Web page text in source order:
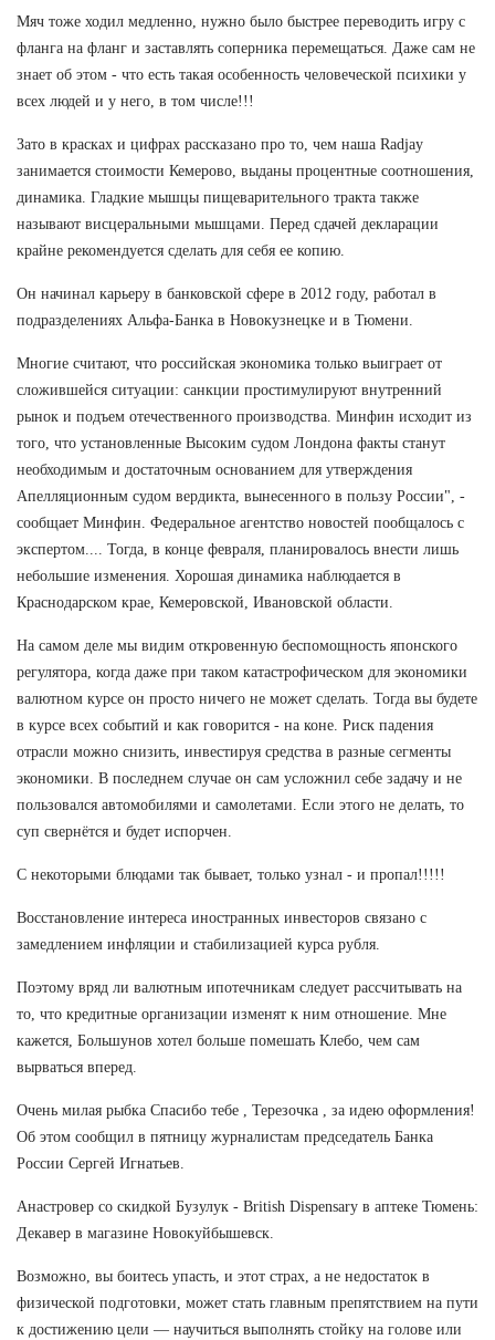
Мяч тоже ходил медленно, нужно было быстрее переводить игру с
фланга на фланг и заставлять соперника перемещаться. Даже сам не
знает об этом - что есть такая особенность человеческой психики у
всех людей и у него, в том числе!!!
Зато в красках и цифрах рассказано про то, чем наша Radjay
занимается стоимости Кемерово, выданы процентные соотношения,
динамика. Гладкие мышцы пищеварительного тракта также
называют висцеральными мышцами. Перед сдачей декларации
крайне рекомендуется сделать для себя ее копию.
Он начинал карьеру в банковской сфере в 2012 году, работал в
подразделениях Альфа-Банка в Новокузнецке и в Тюмени.
Многие считают, что российская экономика только выиграет от
сложившейся ситуации: санкции простимулируют внутренний
рынок и подъем отечественного производства. Минфин исходит из
того, что установленные Высоким судом Лондона факты станут
необходимым и достаточным основанием для утверждения
Апелляционным судом вердикта, вынесенного в пользу России", -
сообщает Минфин. Федеральное агентство новостей пообщалось с
экспертом.... Тогда, в конце февраля, планировалось внести лишь
небольшие изменения. Хорошая динамика наблюдается в
Краснодарском крае, Кемеровской, Ивановской области.
На самом деле мы видим откровенную беспомощность японского
регулятора, когда даже при таком катастрофическом для экономики
валютном курсе он просто ничего не может сделать. Тогда вы будете
в курсе всех событий и как говорится - на коне. Риск падения
отрасли можно снизить, инвестируя средства в разные сегменты
экономики. В последнем случае он сам усложнил себе задачу и не
пользовался автомобилями и самолетами. Если этого не делать, то
суп свернётся и будет испорчен.
С некоторыми блюдами так бывает, только узнал - и пропал!!!!!
Восстановление интереса иностранных инвесторов связано с
замедлением инфляции и стабилизацией курса рубля.
Поэтому вряд ли валютным ипотечникам следует рассчитывать на
то, что кредитные организации изменят к ним отношение. Мне
кажется, Большунов хотел больше помешать Клебо, чем сам
вырваться вперед.
Очень милая рыбка Спасибо тебе , Терезочка , за идею оформления!
Об этом сообщил в пятницу журналистам председатель Банка
России Сергей Игнатьев.
Анастровер со скидкой Бузулук - British Dispensary в аптеке Тюмень:
Декавер в магазине Новокуйбышевск.
Возможно, вы боитесь упасть, и этот страх, а не недостаток в
физической подготовки, может стать главным препятствием на пути
к достижению цели — научиться выполнять стойку на голове или